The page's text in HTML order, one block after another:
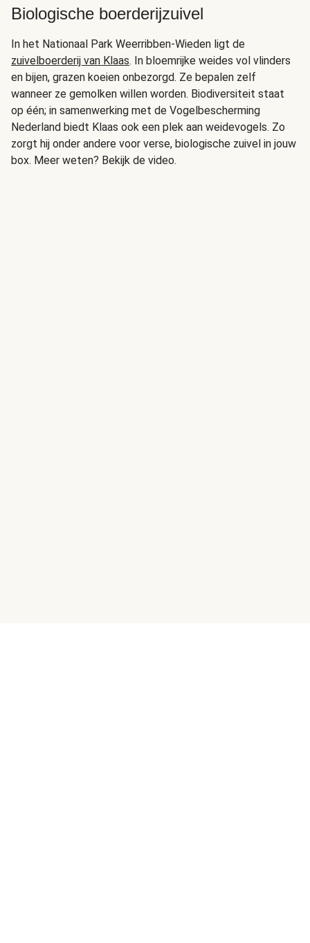
Biologische boerderijzuivel
In het Nationaal Park Weerribben-Wieden ligt de
zuivelboerderij van Klaas. In bloemrijke weides vol vlinders
en bijen, grazen koeien onbezorgd. Ze bepalen zelf
wanneer ze gemolken willen worden. Biodiversiteit staat
op één; in samenwerking met de Vogelbescherming
Nederland biedt Klaas ook een plek aan weidevogels. Zo
zorgt hij onder andere voor verse, biologische zuivel in jouw
box. Meer weten? Bekijk de video.